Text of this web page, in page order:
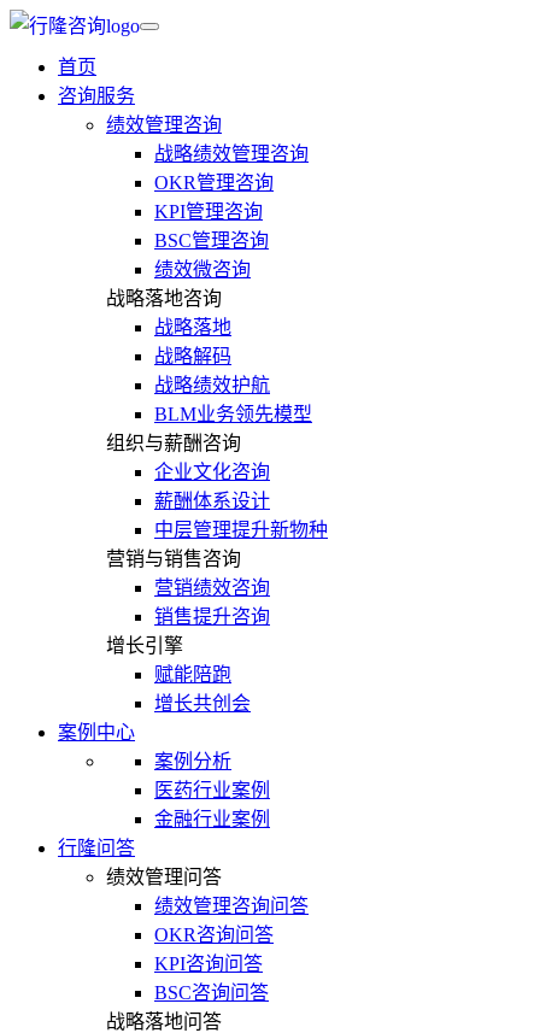
首页
咨询服务
绩效管理咨询
战略绩效管理咨询
OKR管理咨询
KPI管理咨询
BSC管理咨询
绩效微咨询
战略落地咨询
战略落地
战略解码
战略绩效护航
BLM业务领先模型
组织与薪酬咨询
企业文化咨询
薪酬体系设计
中层管理提升新物种
营销与销售咨询
营销绩效咨询
销售提升咨询
增长引擎
赋能陪跑
增长共创会
案例中心
案例分析
医药行业案例
金融行业案例
行隆问答
绩效管理问答
绩效管理咨询问答
OKR咨询问答
KPI咨询问答
BSC咨询问答
战略落地问答